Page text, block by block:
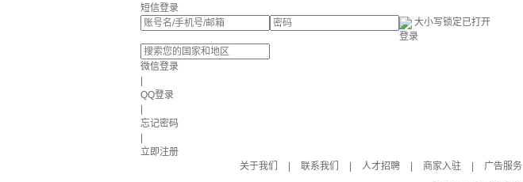
短信登录
大小写锁定已打开
登录
微信登录
QQ登录
忘记密码
立即注册
关于我们
联系我们 人才招聘 商家入驻 广告服务